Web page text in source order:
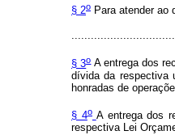
§ 2o Para atender ao
§ 3oA entrega dos
dívida da respectiva
honradas de
§ 4o A entrega dos
respectiva Lei